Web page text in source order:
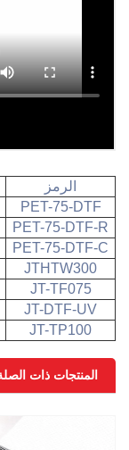
الرمز
PET-75-DTF
PET-75-DTF-R
PET-75-DTF-C
JTHTW300
JT-TF075
JT-DTF-UV
JT-TP100
المنتجات ذات